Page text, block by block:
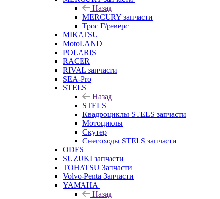
Назад
MERCURY запчасти
Трос Г/реверс
MIKATSU
MotoLAND
POLARIS
RACER
RIVAL запчасти
SEA-Pro
STELS
Назад
STELS
Квадроциклы STELS запчасти
Мотоциклы
Скутер
Снегоходы STELS запчасти
ODES
SUZUKI запчасти
TOHATSU Запчасти
Volvo-Penta Запчасти
YAMAHA
Назад